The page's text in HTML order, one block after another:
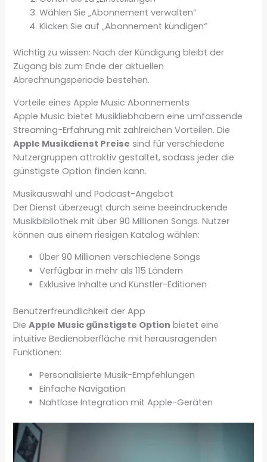
Wählen Sie „Abonnement verwalten“
Klicken Sie auf „Abonnement kündigen“
Wichtig zu wissen: Nach der Kündigung bleibt der
Zugang bis zum Ende der aktuellen
Abrechnungsperiode bestehen.
Vorteile eines Apple Music Abonnements
Apple Music bietet Musikliebhabern eine umfassende
Streaming-Erfahrung mit zahlreichen Vorteilen. Die
Apple Musikdienst Preise sind für verschiedene
Nutzergruppen attraktiv gestaltet, sodass jeder die
günstigste Option finden kann.
Musikauswahl und Podcast-Angebot
Der Dienst überzeugt durch seine beeindruckende
Musikbibliothek mit über 90 Millionen Songs. Nutzer
können aus einem riesigen Katalog wählen:
Über 90 Millionen verschiedene Songs
Verfügbar in mehr als 115 Ländern
Exklusive Inhalte und Künstler-Editionen
Benutzerfreundlichkeit der App
DieApple Music günstigste Option bietet eine
intuitive Bedienoberfläche mit herausragenden
Funktionen:
Personalisierte Musik-Empfehlungen
Einfache Navigation
Nahtlose Integration mit Apple-Geräten